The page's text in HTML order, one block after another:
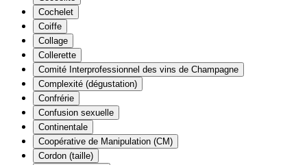
Cochelet
Coiffe
Collage
Collerette
Comité Interprofessionnel des vins de Champagne
Complexité (dégustation)
Confrérie
Confusion sexuelle
Continentale
Coopérative de Manipulation (CM)
Cordon (taille)